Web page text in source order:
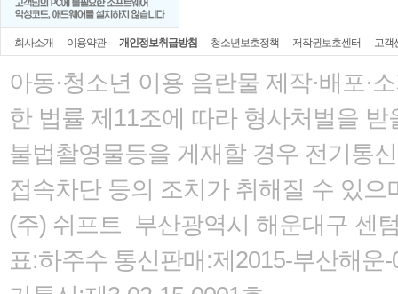
회사소개 이용약관 개인정보취급방침 청소년보호정책 저작권보호센터 고객
아동·청소년 이용 음란물 제작·배포·
한 법률 제11조에 따라 형사처벌을 받
불법촬영물등을 게재할 경우 전기통
접속차단 등의 조치가 취해질 수 있으
(주) 쉬프트 부산광역시 해운대구 센
표:하주수 통신판매:제2015-부산해